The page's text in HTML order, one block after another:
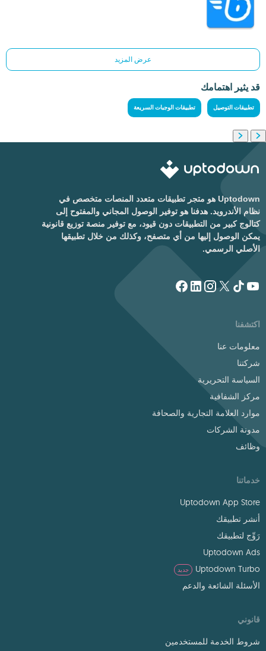
عرض المزيد
قد يثير اهتمامك
تطبيقات التوصيل تطبيقات الوجبات السريعة
Uptodown هو متجر تطبيقات متعدد المنصات متخصص في
نظام الأندرويد. هدفنا هو توفير الوصول المجاني والمفتوح إلى
كتالوج كبير من التطبيقات دون قيود، مع توفير منصة توزيع قانونية
يمكن الوصول إليها من أي متصفح، وكذلك من خلال تطبيقها
الأصلي الرسمي.
اكتشفنا
معلومات عنا
شركتنا
السياسة التحريرية
مركز الشفافية
موارد العلامة التجارية والصحافة
مدونة الشركات
وظائف
خدماتنا
Uptodown App Store
أنشر تطبيقك
رَوِّج لتطبيقك
Uptodown Ads
Uptodown Turbo
جديد
الأسئلة الشائعة والدعم
قانوني
شروط الخدمة للمستخدمين